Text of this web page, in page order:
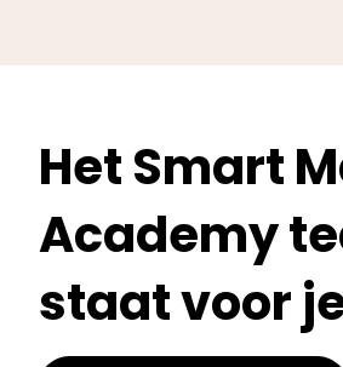
Het Smart
Academy
staat voor